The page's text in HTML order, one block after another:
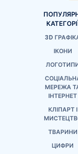
3D
ІКОНИ
МЕРЕЖА
ІНТЕРНЕТ
КЛІПАРТ І
ТВАРИНИ
ЦИФРИ